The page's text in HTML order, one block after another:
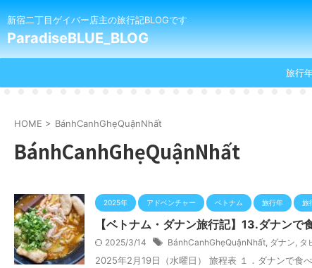
新宿二丁目ゲイバー店主の旅行記BLOGです
ParadiseBLUE_BLOG
旅行
HOME > BánhCanhGhẹQuậnNhất
BánhCanhGhẹQuậnNhất
2025年 アドベンチャー ベトナム 旅行年 旅
【ベトナム・ダナン旅行記】13.ダナン
2025/3/14 BánhCanhGhẹQuậnNhất, ダナン, タ
2025年2月19日（水曜日） 旅程表 １．ダナンで食